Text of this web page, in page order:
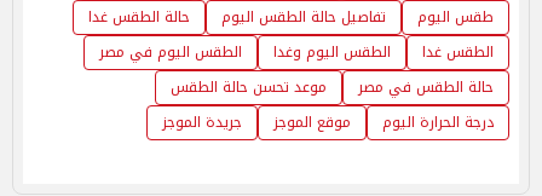
طقس اليوم
تفاصيل حالة الطقس اليوم
حالة الطقس غدا
الطقس غدا
الطقس اليوم وغدا
الطقس اليوم في مصر
حالة الطقس في مصر
موعد تحسن حالة الطقس
درجة الحرارة اليوم
موقع الموجز جريدة الموجز